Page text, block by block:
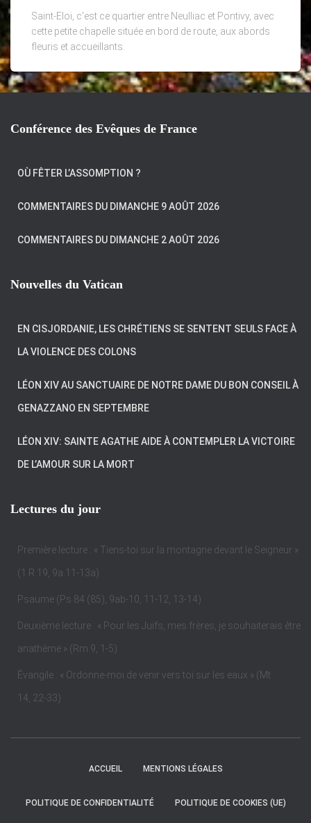
Saint-Eloi, c’est ce quartier entre Neulliac et Pontivy, avec
cette petite chapelle située en bord de route, aux abords
fleuris et accueillants.
Conférence des Evêques de France
OÙ FÊTER L’ASSOMPTION ?
COMMENTAIRES DU DIMANCHE 9 AOÛT 2026
COMMENTAIRES DU DIMANCHE 2 AOÛT 2026
Nouvelles du Vatican
EN CISJORDANIE, LES CHRÉTIENS SE SENTENT SEULS FACE À
LA VIOLENCE DES COLONS
LÉON XIV AU SANCTUAIRE DE NOTRE DAME DU BON CONSEIL À
GENAZZANO EN SEPTEMBRE
LÉON XIV: SAINTE AGATHE AIDE À CONTEMPLER LA VICTOIRE
DE L’AMOUR SUR LA MORT
Lectures du jour
Première lecture : « Tiens-toi sur la montagne devant le Seigneur »
(1 R 19, 9a.11-13a)
Psaume (Ps 84 (85), 9ab-10, 11-12, 13-14)
Deuxième lecture : « Pour les Juifs, mes frères, je souhaiterais être
anathème » (Rm 9, 1-5)
Évangile : « Ordonne-moi de venir vers toi sur les eaux » (Mt
14, 22-33)
ACCUEIL MENTIONS LÉGALES
POLITIQUE DE CONFIDENTIALITÉ POLITIQUE DE COOKIES (UE)